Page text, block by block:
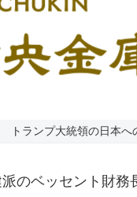
トランプ大統領の日本へ
のベッセント財